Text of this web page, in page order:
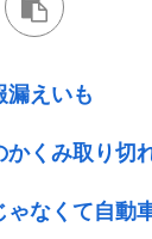
えいも
くみ取り切れ
なくて自動